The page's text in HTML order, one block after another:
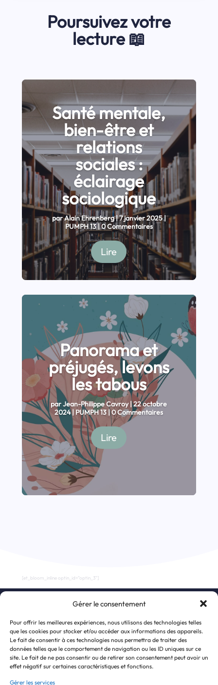
Gérer le consentement
Pour offrir les meilleures expériences, nous utilisons des technologies telles
que les cookies pour stocker et/ou accéder aux informations des appareils.
Le fait de consentir à ces technologies nous permettra de traiter des
données telles que le comportement de navigation ou les ID uniques sur ce
site. Le fait de ne pas consentir ou de retirer son consentement peut avoir un
effet négatif sur certaines caractéristiques et fonctions.
Gérer les services
Poursuivez votre
lecture 📖
Santé mentale,
bien-être et
relations
sociales :
éclairage
sociologique
parAlain Ehrenberg|7 janvier 2025|
PUMPH 13| 0 Commentaires
Lire
Panorama et
préjugés, levons
les tabous
parJean-Philippe Cavroy|22 octobre
2024| PUMPH 13 | 0 Commentaires
Lire
[et_bloom_inline optin_id="optin_3"]
S’inscrire à la newsletter